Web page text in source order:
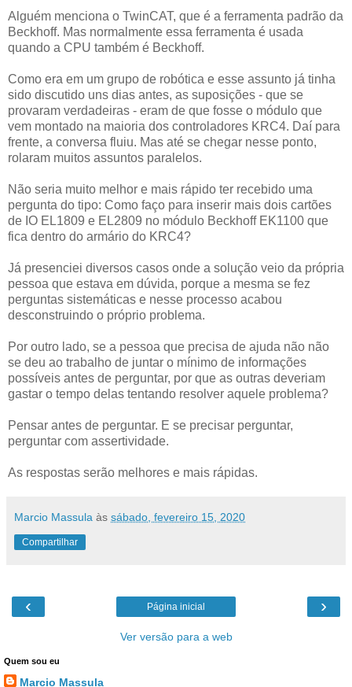
Alguém menciona o TwinCAT, que é a ferramenta padrão da
Beckhoff. Mas normalmente essa ferramenta é usada
quando a CPU também é Beckhoff.
Como era em um grupo de robótica e esse assunto já tinha
sido discutido uns dias antes, as suposições - que se
provaram verdadeiras - eram de que fosse o módulo que
vem montado na maioria dos controladores KRC4. Daí para
frente, a conversa fluiu. Mas até se chegar nesse ponto,
rolaram muitos assuntos paralelos.
Não seria muito melhor e mais rápido ter recebido uma
pergunta do tipo: Como faço para inserir mais dois cartões
de IO EL1809 e EL2809 no módulo Beckhoff EK1100 que
fica dentro do armário do KRC4?
Já presenciei diversos casos onde a solução veio da própria
pessoa que estava em dúvida, porque a mesma se fez
perguntas sistemáticas e nesse processo acabou
desconstruindo o próprio problema.
Por outro lado, se a pessoa que precisa de ajuda não não
se deu ao trabalho de juntar o mínimo de informações
possíveis antes de perguntar, por que as outras deveriam
gastar o tempo delas tentando resolver aquele problema?
Pensar antes de perguntar. E se precisar perguntar,
perguntar com assertividade.
As respostas serão melhores e mais rápidas.
Marcio Massula às sábado, fevereiro 15, 2020
Compartilhar
‹ ›
Página inicial
Ver versão para a web
Quem sou eu
Marcio Massula